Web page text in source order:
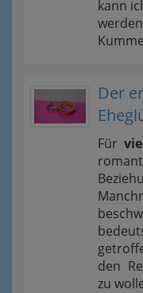
kann
Der
Für
den
zu